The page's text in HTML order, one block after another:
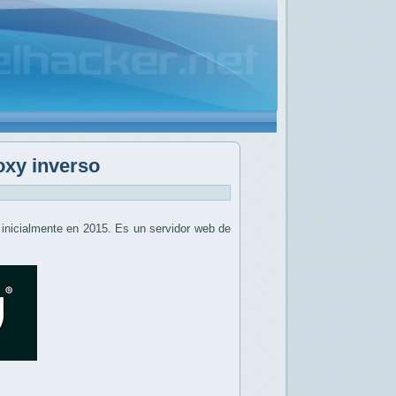
inverso
en 2015. Es un servidor web de